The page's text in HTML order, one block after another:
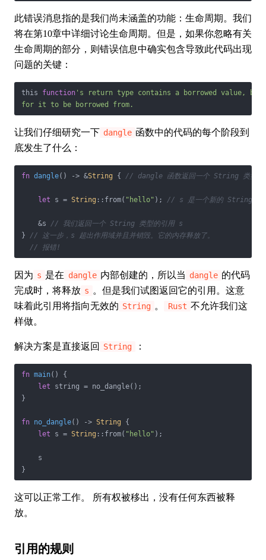
此错误消息指的是我们尚未涵盖的功能：生命周期。我们
将在第10章中详细讨论生命周期。但是，如果你忽略有关
生命周期的部分，则错误信息中确实包含导致此代码出现
问题的关键：
this function 's return type contains a borrowed value,
for it to be borrowed from.
让我们仔细研究一下 dangle 函数中的代码的每个阶段到
底发生了什么：
fn dangle() -> &String { // dangle 函数返回一个 String 类型的
let s = String ::from( "hello" ); // s 是一个新的 String 类
    &s
// 我们返回一个 String 类型的引用 s
} // 这一步，s 超出作用域并且并销毁。它的内存释放了。
// 报错!
因为 s 是在 dangle 内部创建的，所以当 dangle 的代码
完成时，将释放 s 。但是我们试图返回它的引用。这意
味着此引用将指向无效的 String 。 Rust 不允许我们这
样做。
解决方案是直接返回 String ：
fn main() {
let string = no_dangle();
}
fn no_dangle() -> String {
let s = String ::from( "hello" );
    s
}
这可以正常工作。 所有权被移出，没有任何东西被释
放。
引用的规则